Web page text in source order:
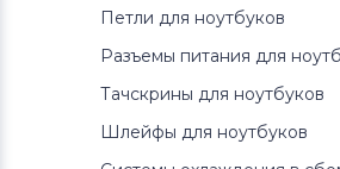
Lenovo
Gateway
Петли для ноутбуков
Разъемы питания для
Тачскрины для ноутбуков
Шлейфы для ноутбуков